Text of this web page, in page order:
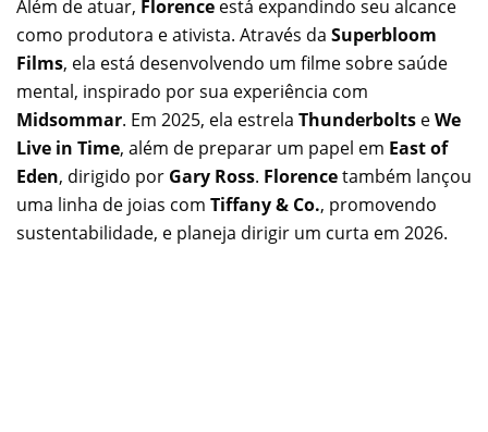
Além de atuar, Florence está expandindo seu alcance
como produtora e ativista. Através da Superbloom
Films, ela está desenvolvendo um filme sobre saúde
mental, inspirado por sua experiência com
Midsommar. Em 2025, ela estrela Thunderbolts eWe
Live in Time, além de preparar um papel em East of
Eden, dirigido por Gary Ross. Florencetambém lançou
uma linha de joias com Tiffany & Co., promovendo
sustentabilidade, e planeja dirigir um curta em 2026.